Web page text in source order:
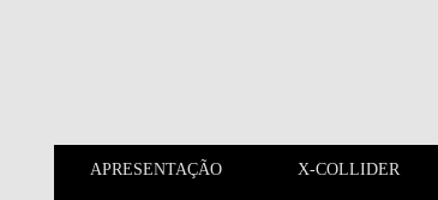
APRESENTAÇÃO X-COLLIDER